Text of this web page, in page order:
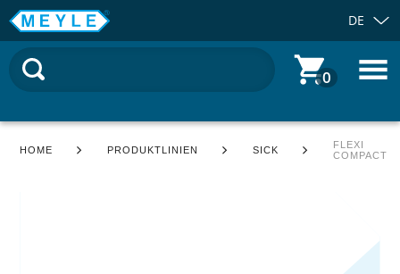
DE
0
HOME PRODUKTLINIEN SICK
FLEXI
COMPACT